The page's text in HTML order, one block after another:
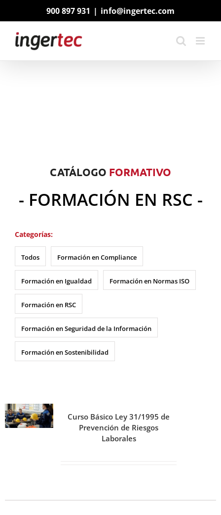
900 897 931 | info@ingertec.com
CATÁLOGO FORMATIVO
- FORMACIÓN EN RSC -
Categorías:
Todos Formación en Compliance
Formación en Igualdad Formación en Normas ISO
Formación en RSC
Formación en Seguridad de la Información
Formación en Sostenibilidad
Curso Básico Ley 31/1995 de
Prevención de Riesgos
Laborales